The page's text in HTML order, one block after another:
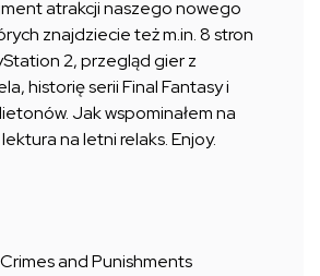
atrakcji naszego nowego
znajdziecie też m.in. 8 stron
2, przegląd gier z
historię serii Final Fantasy i
Jak wspominałem na
na letni relaks. Enjoy.
and Punishments